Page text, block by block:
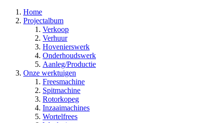
Home
Projectalbum
Verkoop
Verhuur
Hovenierswerk
Onderhoudswerk
Aanleg/Productie
Onze werktuigen
Freesmachine
Spitmachine
Rotorkopeg
Inzaaimachines
Wortelfrees